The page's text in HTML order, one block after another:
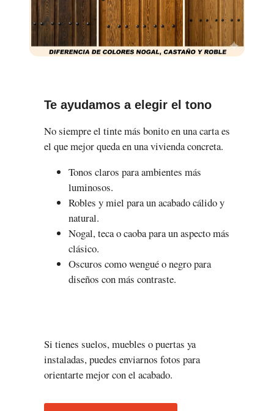
Te ayudamos a elegir el tono
No siempre el tinte más bonito en una carta es
el que mejor queda en una vivienda concreta.
Tonos claros para ambientes más
luminosos.
Robles y miel para un acabado cálido y
natural.
Nogal, teca o caoba para un aspecto más
clásico.
Oscuros como wengué o negro para
diseños con más contraste.
Si tienes suelos, muebles o puertas ya
instaladas, puedes enviarnos fotos para
orientarte mejor con el acabado.